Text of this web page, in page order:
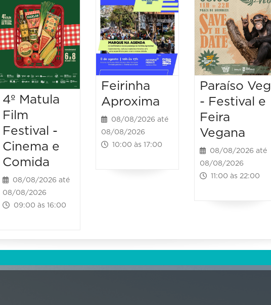
4º Matula
Film
Festival -
Cinema e
Comida
08/08/2026 até
08/08/2026
09:00 às 16:00
Feirinha
Aproxima
08/08/2026 até
08/08/2026
10:00 às 17:00
Paraíso Veg
- Festival e
Feira
Vegana
08/08/2026 até
08/08/2026
11:00 às 22:00